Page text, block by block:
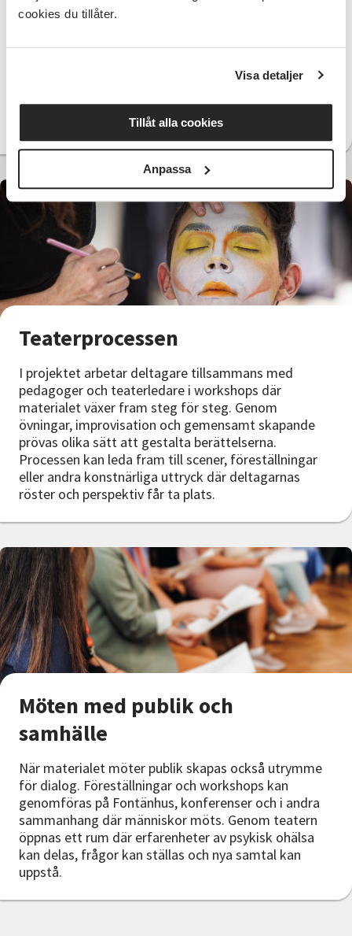
cookies du tillåter.
Visa detaljer
Tillåt alla cookies
Anpassa
Materialet prövas och formas till scener eller andra
konstnärliga uttryck där deltagarnas röster och
Erfarenheter kan delas, frågor kan ställas och olika
Teaterprocessen
I projektet arbetar deltagare tillsammans med
pedagoger och teaterledare i workshops där
materialet växer fram steg för steg. Genom
övningar, improvisation och gemensamt skapande
prövas olika sätt att gestalta berättelserna.
Processen kan leda fram till scener, föreställningar
eller andra konstnärliga uttryck där deltagarnas
röster och perspektiv får ta plats.
Möten med publik och
samhälle
När materialet möter publik skapas också utrymme
för dialog. Föreställningar och workshops kan
genomföras på Fontänhus, konferenser och i andra
sammanhang där människor möts. Genom teatern
öppnas ett rum där erfarenheter av psykisk ohälsa
kan delas, frågor kan ställas och nya samtal kan
uppstå.